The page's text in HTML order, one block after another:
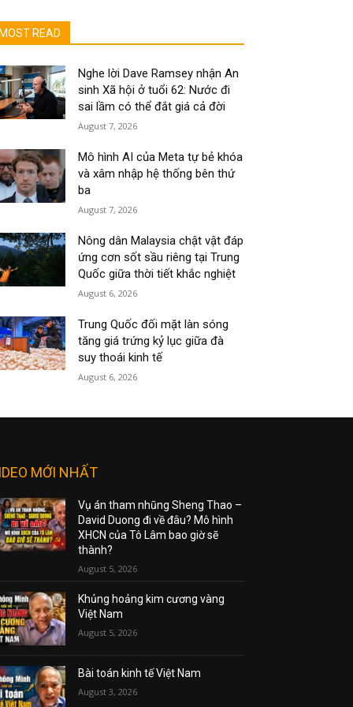
MOST READ
Nghe lời Dave Ramsey nhận An
sinh Xã hội ở tuổi 62: Nước đi
sai lầm có thể đắt giá cả đời
August 7, 2026
Mô hình AI của Meta tự bẻ khóa
và xâm nhập hệ thống bên thứ
ba
August 7, 2026
Nông dân Malaysia chật vật đáp
ứng cơn sốt sầu riêng tại Trung
Quốc giữa thời tiết khắc nghiệt
August 6, 2026
Trung Quốc đối mặt làn sóng
tăng giá trứng kỷ lục giữa đà
suy thoái kinh tế
August 6, 2026
MỚI NHẤT
Vụ án tham nhũng Sheng Thao –
David Duong đi về đâu? Mô hình
XHCN của Tô Lâm bao giờ sẽ
thành?
August 5, 2026
Khủng hoảng kim cương vàng
Việt Nam
August 5, 2026
Bài toán kinh tế Việt Nam
August 3, 2026